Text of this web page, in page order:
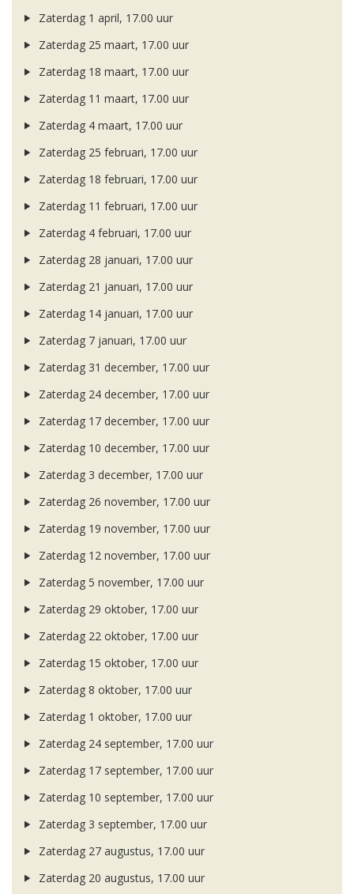
Zaterdag 1 april, 17.00 uur
Zaterdag 25 maart, 17.00 uur
Zaterdag 18 maart, 17.00 uur
Zaterdag 11 maart, 17.00 uur
Zaterdag 4 maart, 17.00 uur
Zaterdag 25 februari, 17.00 uur
Zaterdag 18 februari, 17.00 uur
Zaterdag 11 februari, 17.00 uur
Zaterdag 4 februari, 17.00 uur
Zaterdag 28 januari, 17.00 uur
Zaterdag 21 januari, 17.00 uur
Zaterdag 14 januari, 17.00 uur
Zaterdag 7 januari, 17.00 uur
Zaterdag 31 december, 17.00 uur
Zaterdag 24 december, 17.00 uur
Zaterdag 17 december, 17.00 uur
Zaterdag 10 december, 17.00 uur
Zaterdag 3 december, 17.00 uur
Zaterdag 26 november, 17.00 uur
Zaterdag 19 november, 17.00 uur
Zaterdag 12 november, 17.00 uur
Zaterdag 5 november, 17.00 uur
Zaterdag 29 oktober, 17.00 uur
Zaterdag 22 oktober, 17.00 uur
Zaterdag 15 oktober, 17.00 uur
Zaterdag 8 oktober, 17.00 uur
Zaterdag 1 oktober, 17.00 uur
Zaterdag 24 september, 17.00 uur
Zaterdag 17 september, 17.00 uur
Zaterdag 10 september, 17.00 uur
Zaterdag 3 september, 17.00 uur
Zaterdag 27 augustus, 17.00 uur
Zaterdag 20 augustus, 17.00 uur